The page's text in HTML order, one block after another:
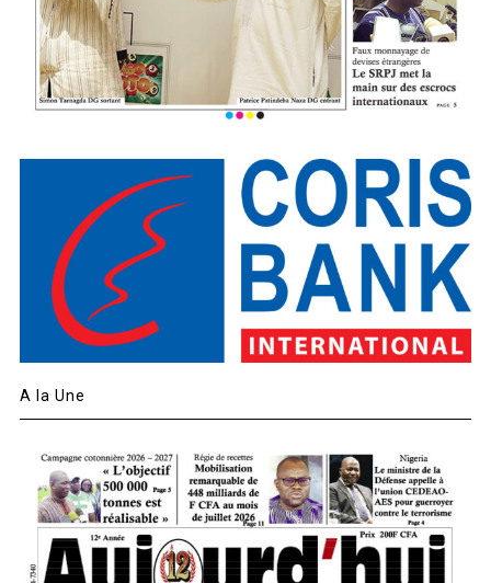
A la Une